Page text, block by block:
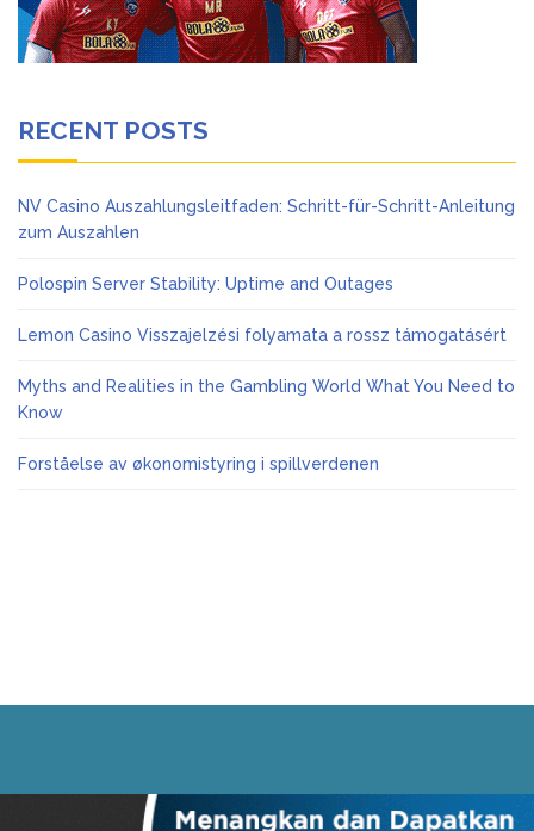
RECENT POSTS
NV Casino Auszahlungsleitfaden: Schritt-für-Schritt-Anleitung
zum Auszahlen
Polospin Server Stability: Uptime and Outages
Lemon Casino Visszajelzési folyamata a rossz támogatásért
Myths and Realities in the Gambling World What You Need to
Know
Forståelse av økonomistyring i spillverdenen